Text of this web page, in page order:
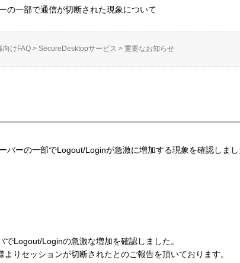
の一部で通信が切断された現象について
向けFAQ > SecureDesktopサービス > 重要なお知らせ
バーの一部でLogout/Loginが急激に増加する現象を確認しま
Loginの急激な増加を確認しました。
セッションが切断されたとのご報告を頂いております。